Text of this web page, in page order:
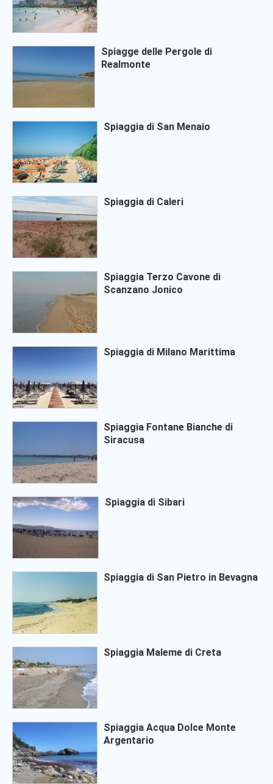
Spiagge delle Pergole di
Realmonte
Spiaggia di San Menaio
Spiaggia di Caleri
Spiaggia Terzo Cavone di
Scanzano Jonico
Spiaggia di Milano Marittima
Spiaggia Fontane Bianche di
Siracusa
Spiaggia di Sibari
Spiaggia di San Pietro in Bevagna
Spiaggia Maleme di Creta
Spiaggia Acqua Dolce Monte
Argentario